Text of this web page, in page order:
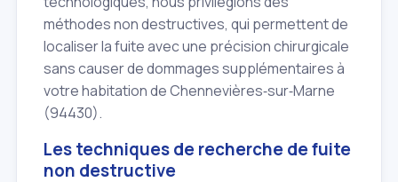
méthodes non destructives, qui permettent de
localiser la fuite avec une précision chirurgicale
sans causer de dommages supplémentaires à
votre habitation de Chennevières‑sur‑Marne
(94430).
Les techniques de recherche de fuite
non destructive